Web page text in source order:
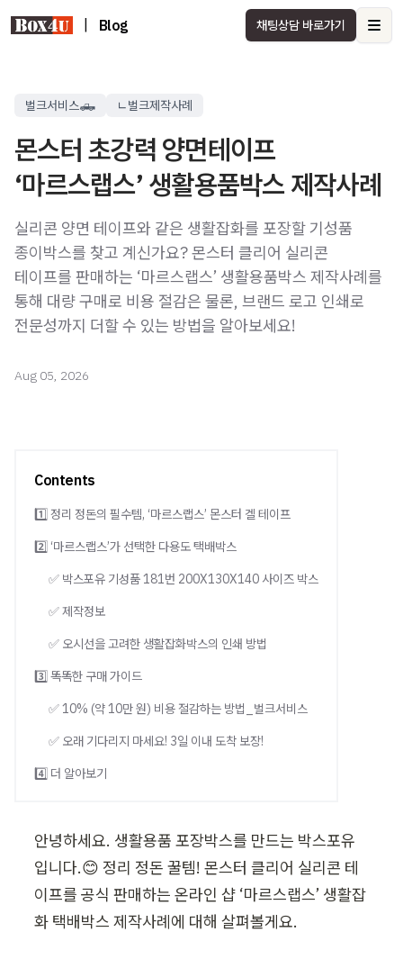
Blog 채팅상담 바로가기
벌크서비스🛻 ㄴ벌크제작사례
몬스터 초강력 양면테이프
‘마르스랩스’ 생활용품박스 제작사례
실리콘 양면 테이프와 같은 생활잡화를 포장할 기성품
종이박스를 찾고 계신가요? 몬스터 클리어 실리콘
테이프를 판매하는 ‘마르스랩스’ 생활용품박스 제작사례를
통해 대량 구매로 비용 절감은 물론, 브랜드 로고 인쇄로
전문성까지 더할 수 있는 방법을 알아보세요!
Aug 05, 2026
Contents
1️⃣ 정리 정돈의 필수템, ‘마르스랩스’ 몬스터 겔 테이프
2️⃣ ‘마르스랩스’가 선택한 다용도 택배박스
✅ 박스포유 기성품 181번 200X130X140 사이즈 박스
✅ 제작정보
✅ 오시선을 고려한 생활잡화박스의 인쇄 방법
3️⃣ 똑똑한 구매 가이드
✅ 10% (약 10만 원) 비용 절감하는 방법_벌크서비스
✅ 오래 기다리지 마세요! 3일 이내 도착 보장!
4️⃣ 더 알아보기
안녕하세요. 생활용품 포장박스를 만드는 박스포유
입니다.😊 정리 정돈 꿀템! 몬스터 클리어 실리콘 테
이프를 공식 판매하는 온라인 샵 ‘마르스랩스’ 생활잡
화 택배박스 제작사례에 대해 살펴볼게요.